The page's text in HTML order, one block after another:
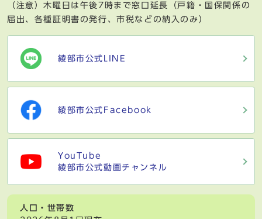
（注意）木曜日は午後7時まで窓口延長（戸籍・国保関係の
届出、各種証明書の発行、市税などの納入のみ）
綾部市公式LINE
綾部市公式Facebook
YouTube
綾部市公式動画チャンネル
人口・世帯数